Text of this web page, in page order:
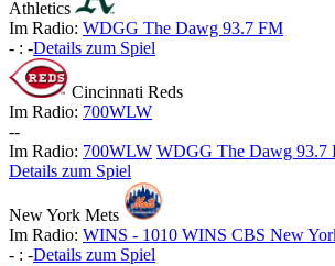
Athletics
Im Radio: WDGG The Dawg 93.7 FM
- : -Details zum Spiel
Cincinnati Reds
Im Radio: 700WLW
--
Im Radio: 700WLW WDGG The Dawg 93.7
Details zum Spiel
New York Mets
Im Radio: WINS - 1010 WINS CBS New
- : -Details zum Spiel